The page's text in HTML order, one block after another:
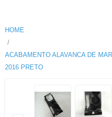
HOME
ACABAMENTO ALAVANCA DE
2016 PRETO